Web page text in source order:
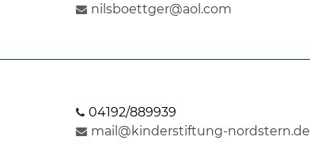
nilsboettger@aol.com
04192/889939
mail@kinderstiftung-nordstern.de